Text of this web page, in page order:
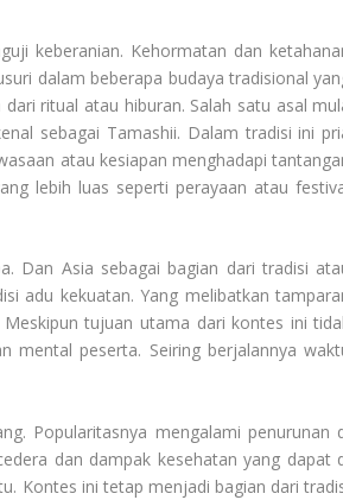
keberanian. Kehormatan dan
dalam beberapa budaya tradisional
ritual atau hiburan. Salah satu asal
sebagai Tamashii. Dalam tradisi ini
atau kesiapan menghadapi
lebih luas seperti perayaan atau
Dan Asia sebagai bagian dari tradisi
adu kekuatan. Yang melibatkan
tujuan utama dari kontes ini
mental peserta. Seiring berjalannya
Popularitasnya mengalami penurunan
dan dampak kesehatan yang dapat
Kontes ini tetap menjadi bagian dari